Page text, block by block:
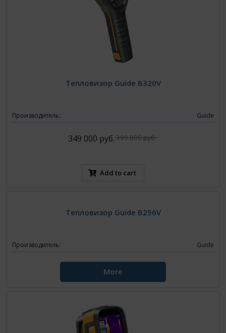
Тепловизор Guide B320V
Производитель: Guide
399 000 руб.
349 000 руб.
Add to cart
Тепловизор Guide B256V
Производитель: Guide
More